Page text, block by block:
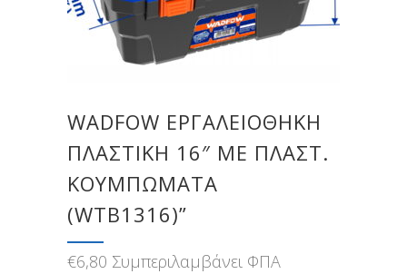
WADFOW ΕΡΓΑΛΕΙΟΘΗΚΗ
ΠΛΑΣΤΙΚΗ 16″ ΜΕ ΠΛΑΣΤ.
ΚΟΥΜΠΩΜΑΤΑ
(WTB1316)”
€6,80 Συμπεριλαμβάνει ΦΠΑ